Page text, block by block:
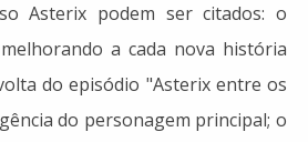
Asterix podem ser citados: o
a cada nova história
do episódio "Asterix entre os
do personagem principal; o